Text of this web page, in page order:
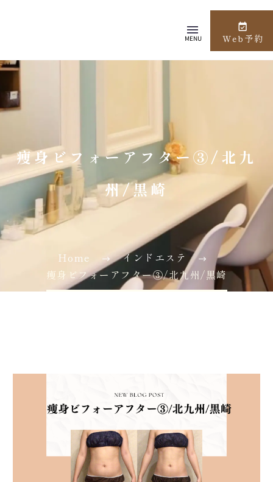
MENU Web予約
痩身ビフォーアフター③/北九
州/黒崎
Home
インドエステ
痩身ビフォーアフター③/北九州/黒崎